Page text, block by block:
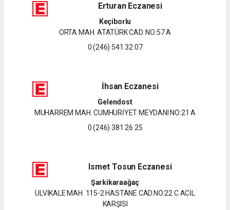
Erturan Eczanesi
Keçiborlu
ORTA MAH. ATATÜRK CAD. NO:57 A
0 (246) 541 32 07
İhsan Eczanesi
Gelendost
MUHARREM MAH. CUMHURİYET MEYDANI NO:21 A
0 (246) 381 26 25
Ismet Tosun Eczanesi
Şarkikaraağaç
ULVİKALE MAH. 115-2 HASTANE CAD.NO:22 C ACİL
KARŞISI